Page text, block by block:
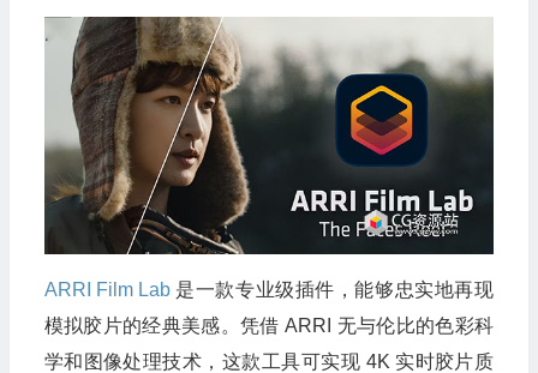
ARRI Film Lab是一款专业级插件，能够忠实地再现
模拟胶片的经典美感。凭借 ARRI 无与伦比的色彩科
学和图像处理技术，这款工具可实现 4K 实时胶片质